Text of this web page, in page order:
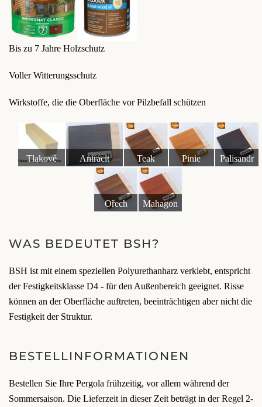
Bis zu 7 Jahre Holzschutz
Voller Witterungsschutz
Wirkstoffe, die die Oberfläche vor Pilzbefall schützen
Tlakově
Antracit Teak Pinie Palisandr
Ořech Mahagon
WAS BEDEUTET BSH?
BSH ist mit einem speziellen Polyurethanharz verklebt, entspricht
der Festigkeitsklasse D4 - für den Außenbereich geeignet. Risse
können an der Oberfläche auftreten, beeinträchtigen aber nicht die
Festigkeit der Struktur.
BESTELLINFORMATIONEN
Bestellen Sie Ihre Pergola frühzeitig, vor allem während der
Sommersaison. Die Lieferzeit in dieser Zeit beträgt in der Regel 2-